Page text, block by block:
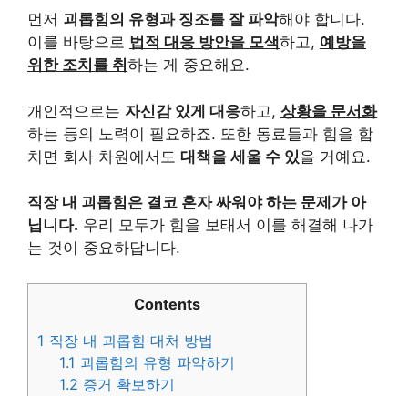
먼저 괴롭힘의 유형과 징조를 잘 파악해야 합니다.
이를 바탕으로 법적 대응 방안을 모색하고, 예방을
위한 조치를 취 하는 게 중요해요.
개인적으로는 자신감 있게 대응하고, 상황을 문서화
하는 등의 노력이 필요하죠. 또한 동료들과 힘을 합
치면 회사 차원에서도 대책을 세울 수 있을 거예요.
직장 내 괴롭힘은 결코 혼자 싸워야 하는 문제가 아
닙니다. 우리 모두가 힘을 보태서 이를 해결해 나가
는 것이 중요하답니다.
Contents
1 직장 내 괴롭힘 대처 방법
1.1 괴롭힘의 유형 파악하기
1.2 증거 확보하기